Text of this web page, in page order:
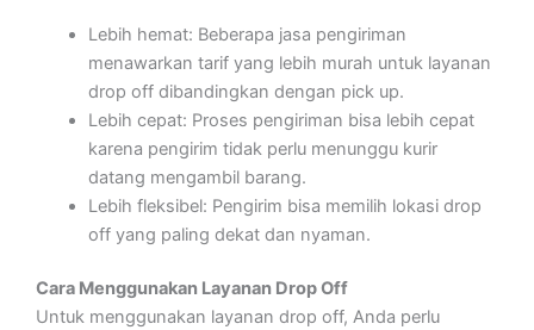
Lebih hemat: Beberapa jasa pengiriman
menawarkan tarif yang lebih murah untuk layanan
drop off dibandingkan dengan pick up.
Lebih cepat: Proses pengiriman bisa lebih cepat
karena pengirim tidak perlu menunggu kurir
datang mengambil barang.
Lebih fleksibel: Pengirim bisa memilih lokasi drop
off yang paling dekat dan nyaman.
Cara Menggunakan Layanan Drop Off
Untuk menggunakan layanan drop off, Anda perlu